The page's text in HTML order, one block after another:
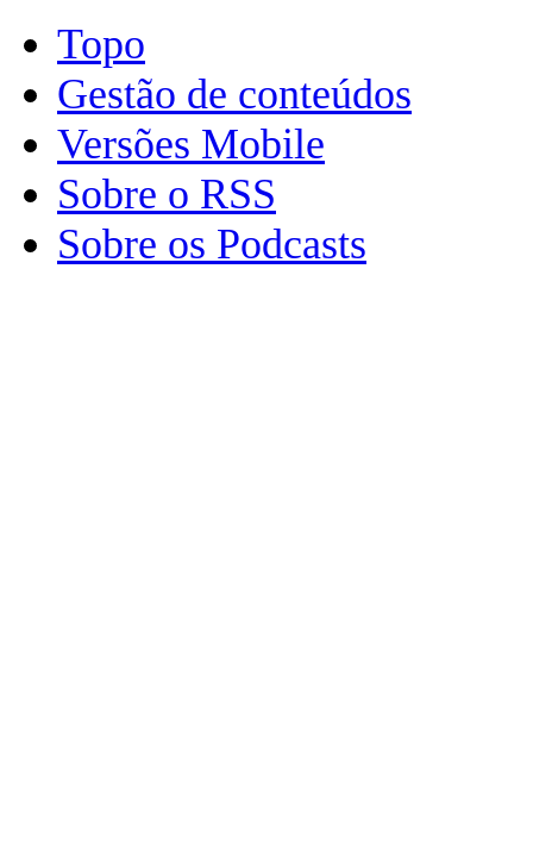
Topo
Gestão de conteúdos
Versões Mobile
Sobre o RSS
Sobre os Podcasts